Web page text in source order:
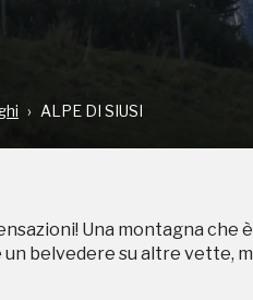
ALPE DI SIUSI
Una montagna che
belvedere su altre vette,
Una montagna che
belvedere su altre vette,